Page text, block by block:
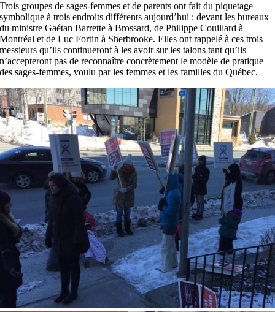
Trois groupes de sages-femmes et de parents ont fait du piquetage
symbolique à trois endroits différents aujourd’hui : devant les bureaux
du ministre Gaétan Barrette à Brossard, de Philippe Couillard à
Montréal et de Luc Fortin à Sherbrooke. Elles ont rappelé à ces trois
messieurs qu’ils continueront à les avoir sur les talons tant qu’ils
n’accepteront pas de reconnaître concrètement le modèle de pratique
des sages-femmes, voulu par les femmes et les familles du Québec.